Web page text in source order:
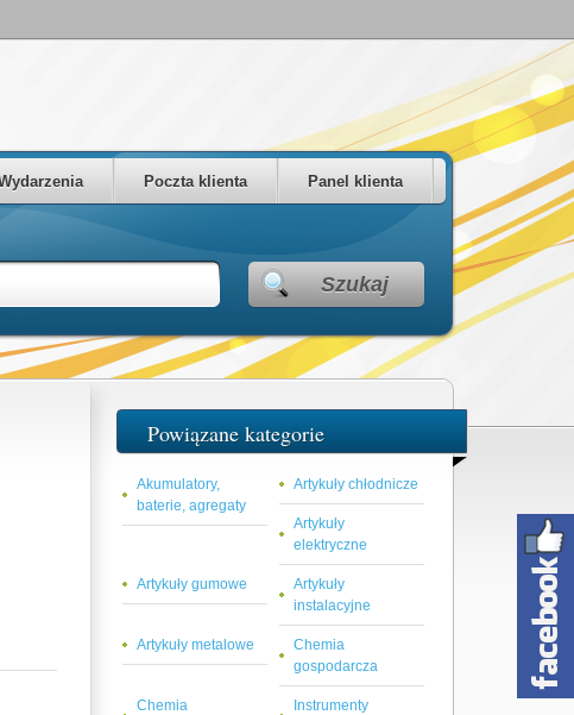
Poczta klienta Panel klienta
Szukaj
Powiązane kategorie
Akumulatory,
baterie, agregaty
Artykuły chłodnicze
Artykuły
elektryczne
Artykuły gumowe
Artykuły
instalacyjne
Artykuły metalowe
Chemia
gospodarcza
Chemia
Instrumenty